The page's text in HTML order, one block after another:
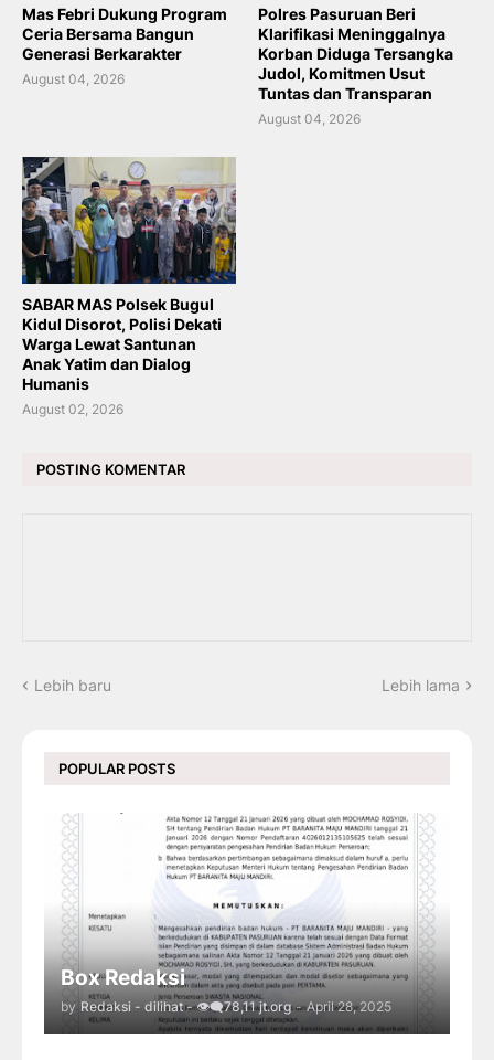
Mas Febri Dukung Program
Ceria Bersama Bangun
Generasi Berkarakter
August 04, 2026
Polres Pasuruan Beri
Klarifikasi Meninggalnya
Korban Diduga Tersangka
Judol, Komitmen Usut
Tuntas dan Transparan
August 04, 2026
SABAR MAS Polsek Bugul
Kidul Disorot, Polisi Dekati
Warga Lewat Santunan
Anak Yatim dan Dialog
Humanis
August 02, 2026
POSTING KOMENTAR
Lebih baru Lebih lama
POPULAR POSTS
Box Redaksi
by Redaksi - dilihat - 👁️‍🗨️78,11 jt.org - April 28, 2025